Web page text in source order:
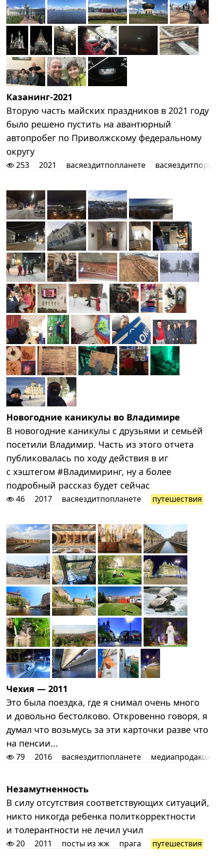
Казанинг-2021
Вторую часть майских праздников в 2021 году
было решено пустить на авантюрный
автопробег по Приволжскому федеральному
округу
253 2021 васяездитпопланете
Новогодние каникулы во Владимире
В новогодние каникулы с друзьями и семьёй
посетили Владимир. Часть из этого отчета
публиковалась по ходу действия в иг
с хэштегом #Владимиринг, ну а более
подробный рассказ будет сейчас
46 2017 васяездитпопланете путешествия
Чехия — 2011
Это была поездка, где я снимал очень много
и довольно бестолково. Откровенно говоря, я
думал что возьмусь за эти карточки разве что
на пенсии...
79 2016 васяездитпопланете медиапродакшн
Незамутненность
В силу отсутствия соответствующих ситуаций,
никто никогда ребенка политкорректности
и толерантности не лечил учил
20 2011 посты из жж прага путешествия